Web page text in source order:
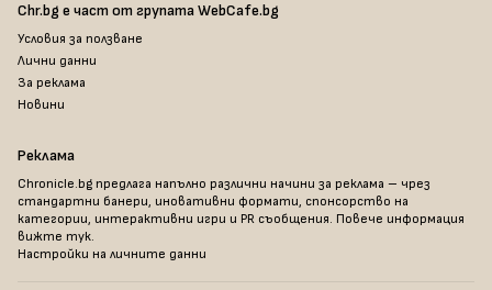
Chr.bg е част от групата WebCafe.bg
Условия за ползване
Лични данни
За реклама
Новини
Реклама
Chronicle.bg предлага напълно различни начини за реклама – чрез
стандартни банери, иновативни формати, спонсорство на
категории, интерактивни игри и PR съобщения. Повече информация
вижте тук.
Настройки на личните данни